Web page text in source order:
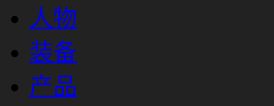
人物
装备
产品